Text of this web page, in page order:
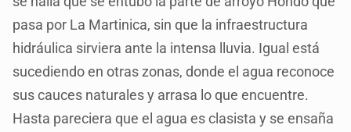
pasa por La Martinica, sin que la infraestructura
hidráulica sirviera ante la intensa lluvia. Igual está
sucediendo en otras zonas, donde el agua reconoce
sus cauces naturales y arrasa lo que encuentre.
Hasta pareciera que el agua es clasista y se ensaña